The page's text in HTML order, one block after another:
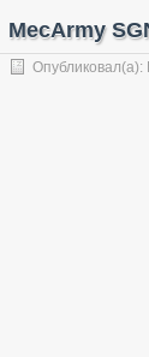
MecArmy
Опубликовал(а):